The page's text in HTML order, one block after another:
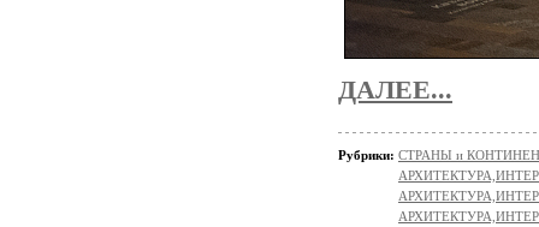
ДАЛЕЕ...
Рубрики: СТРАНЫ и